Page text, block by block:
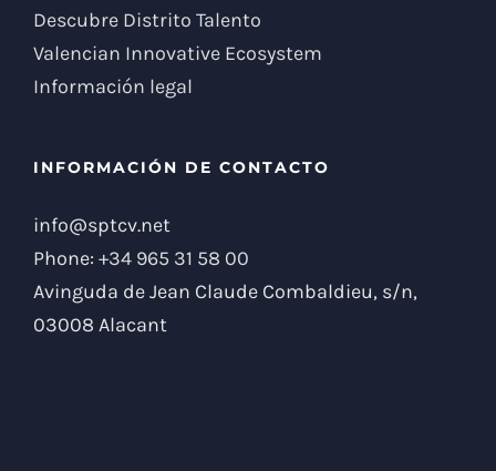
Descubre Distrito Talento
Valencian Innovative Ecosystem
Información legal
INFORMACIÓN DE CONTACTO
info@sptcv.net
Phone: +34 965 31 58 00
Avinguda de Jean Claude Combaldieu, s/n,
03008 Alacant